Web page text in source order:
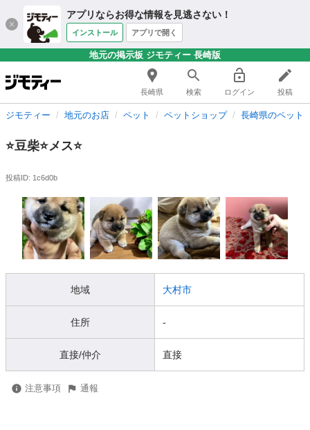
アプリならお得な情報を見逃さない！
インストール アプリで開く
地元の掲示板 ジモティー 長崎版
長崎県 検索 ログイン 投稿
ジモティー 地元のお店 ペット ペットショップ 長崎県のペット
⭐️豆柴⭐️メス⭐️
投稿ID: 1c6d0b
地域 大村市
住所 -
直接/仲介 直接
注意事項 通報